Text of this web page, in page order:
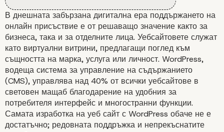
В днешната забързана дигитална ера поддържането на
онлайн присъствие е от решаващо значение както за
бизнеса, така и за отделните лица. Уебсайтовете служат
като виртуални витрини, предлагащи поглед към
същността на марка, услуга или личност. WordPress,
водеща система за управление на съдържанието
(CMS), управлява над 40% от всички уебсайтове в
световен мащаб благодарение на удобния за
потребителя интерфейс и многостранни функции.
Самата изработка на уеб сайт с WordPress обаче не е
достатъчно; редовната поддръжка и непрекъснатите